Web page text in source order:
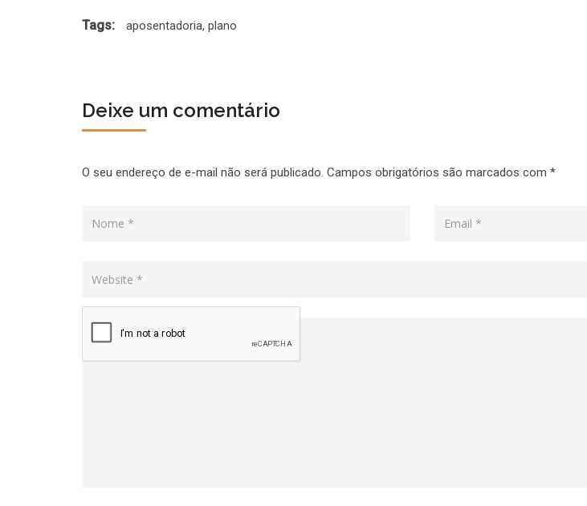
Tags: aposentadoria, plano
Deixe um comentário
O seu endereço de e-mail não será publicado. Campos obrigatórios são marcados com *